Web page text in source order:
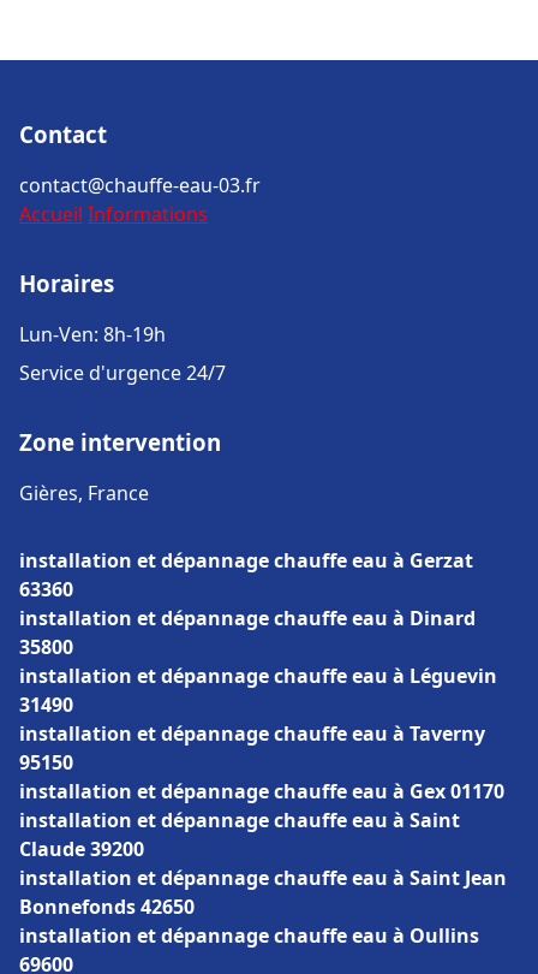
Contact
contact@chauffe-eau-03.fr
Accueil Informations
Horaires
Lun-Ven: 8h-19h
Service d'urgence 24/7
Zone intervention
Gières, France
installation et dépannage chauffe eau à Gerzat
63360
installation et dépannage chauffe eau à Dinard
35800
installation et dépannage chauffe eau à Léguevin
31490
installation et dépannage chauffe eau à Taverny
95150
installation et dépannage chauffe eau à Gex 01170
installation et dépannage chauffe eau à Saint
Claude 39200
installation et dépannage chauffe eau à Saint Jean
Bonnefonds 42650
installation et dépannage chauffe eau à Oullins
69600